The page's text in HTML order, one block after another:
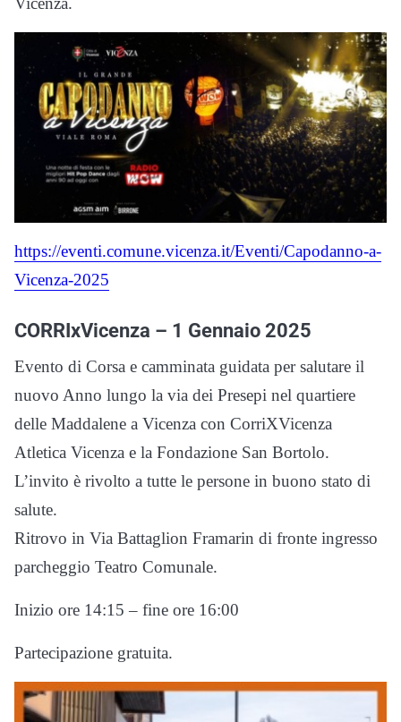
https://eventi.comune.vicenza.it/Eventi/Capodanno-a-
Vicenza-2025
CORRIxVicenza – 1 Gennaio 2025
Evento di Corsa e camminata guidata per salutare il
nuovo Anno lungo la via dei Presepi nel quartiere
delle Maddalene a Vicenza con CorriXVicenza
Atletica Vicenza e la Fondazione San Bortolo.
L’invito è rivolto a tutte le persone in buono stato di
salute.
Ritrovo in Via Battaglion Framarin di fronte ingresso
parcheggio Teatro Comunale.
Inizio ore 14:15 – fine ore 16:00
Partecipazione gratuita.